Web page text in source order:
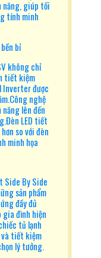
năng, giúp tối
tính minh
bỉ
không chỉ
tiết kiệm
Inverter được
nghệ
lên đến
LED tiết
so với đèn
minh họa
Side By Side
sản phẩm
đầy đủ
gia đình hiện
tủ lạnh
tiết kiệm
lý tưởng.